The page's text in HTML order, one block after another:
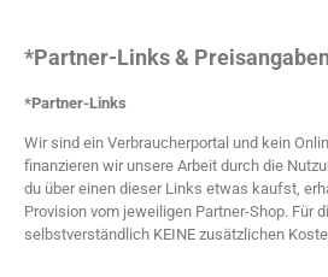
*Partner-Links &
*Partner-Links
Wir sind ein Verbraucherportal und kein
finanzieren wir unsere Arbeit durch die
du über einen dieser Links etwas kaufst,
Provision vom jeweiligen Partner-Shop. Für
selbstverständlich KEINE zusätzlichen